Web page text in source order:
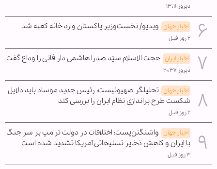
دیروز ۱۳:۱۱
اخبار جهان ویدیو/ نخست‌وزیر پاکستان وارد خانه کعبه شد
۲ روز قبل
اخبار ایران حجت الاسلام سیّد صدرا هاشمی دار فانی را وداع گفت
دیروز ۲۰:۳۷
اخبار جهان تحلیلگر صهیونیست: رئیس جدید موساد باید دلایل
شکست طرح براندازی نظام ایران را بررسی کند
۲ روز قبل
اخبار جهان واشنگتن‌پست: اختلافات در دولت ترامپ بر سر جنگ
با ایران و کاهش ذخایر تسلیحاتی آمریکا تشدید شده است
۳ روز قبل